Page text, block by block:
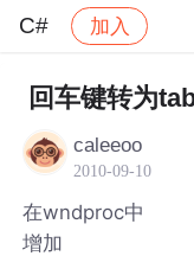
C# 加入
社区 C#
回车键转为
caleeoo
2010-09-10
在wndproc中
增加